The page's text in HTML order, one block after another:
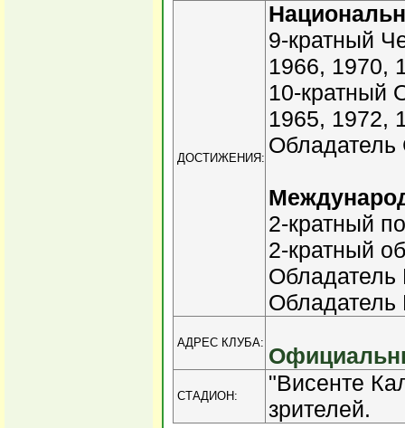
ДОСТИЖЕНИЯ:
9-кратный
1966, 1970,
10-кратный
1965, 1972,
Обладатель
2-кратный
2-кратный
Обладатель
Обладатель
АДРЕС КЛУБА:
СТАДИОН:
"Висенте
зрителей.